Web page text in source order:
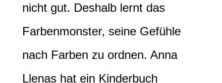
nicht gut. Deshalb lernt das
Farbenmonster, seine Gefühle
nach Farben zu ordnen. Anna
Llenas hat ein Kinderbuch